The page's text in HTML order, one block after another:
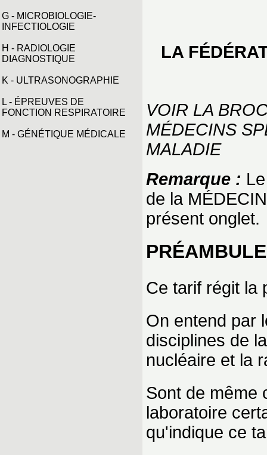
G - MICROBIOLOGIE-
INFECTIOLOGIE
H - RADIOLOGIE
DIAGNOSTIQUE
K - ULTRASONOGRAPHIE
L - ÉPREUVES DE
FONCTION RESPIRATOIRE
M - GÉNÉTIQUE MÉDICALE
LA
VOIR LA
MÉDECINS
MALADIE
Remarque :
de la
présent onglet.
Ce tarif régit la
On entend par
disciplines de
nucléaire et la
Sont de même
laboratoire
qu'indique ce